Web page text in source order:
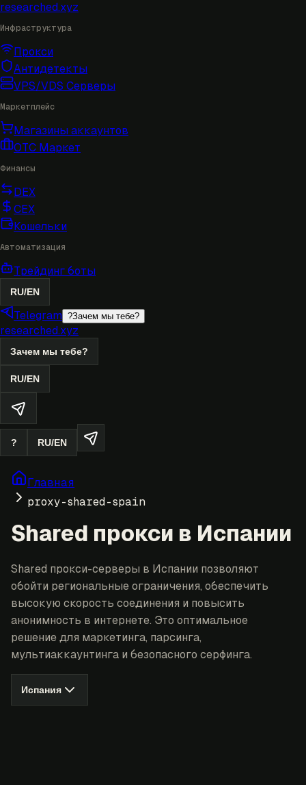
researched.xyz
Инфраструктура
Прокси
Антидетекты
VPS/VDS Серверы
Маркетплейс
Магазины аккаунтов
OTC Маркет
Финансы
DEX
CEX
Кошельки
Автоматизация
Трейдинг боты
RU/EN
Telegram ?Зачем мы тебе?
researched.xyz
Зачем мы тебе?
RU/EN
? RU/EN
Главная
proxy-shared-spain
Shared прокси в Испании
Shared прокси-серверы в Испании позволяют
обойти региональные ограничения, обеспечить
высокую скорость соединения и повысить
анонимность в интернете. Это оптимальное
решение для маркетинга, парсинга,
мультиаккаунтинга и безопасного серфинга.
Испания